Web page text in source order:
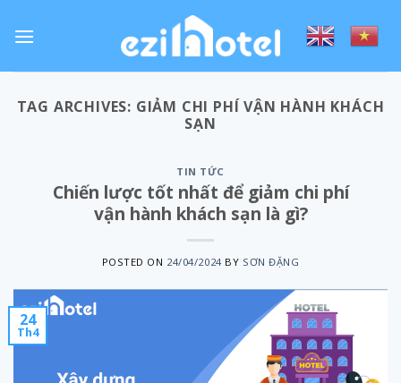
TAG ARCHIVES: GIẢM CHI PHÍ VẬN HÀNH KHÁCH
SẠN
TIN TỨC
Chiến lược tốt nhất để giảm chi phí
vận hành khách sạn là gì?
POSTED ON 24/04/2024BY SƠN ĐẶNG
24
Th4